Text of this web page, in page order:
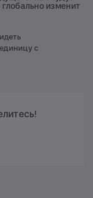
изменит
с